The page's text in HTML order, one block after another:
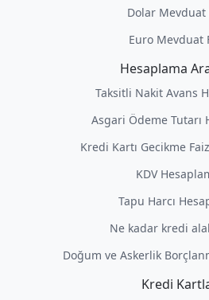
Dolar Mevduat
Euro Mevduat
Hesaplama
Taksitli Nakit Avans
Asgari Ödeme Tutarı
Kredi Kartı Gecikme
KDV
Tapu Harcı
Ne kadar kredi
Doğum ve Askerlik
Kredi